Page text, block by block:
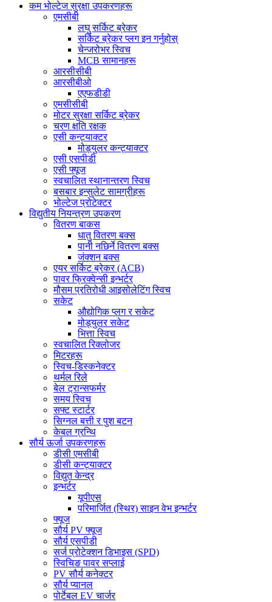
कम भोल्टेज सुरक्षा उपकरणहरू
एमसीबी
लघु सर्किट ब्रेकर
सर्किट ब्रेकर प्लग इन गर्नुहोस्
चेन्जरोभर स्विच
MCB सामानहरू
आरसीसीबी
आरसीबीओ
एएफडीडी
एमसीसीबी
मोटर सुरक्षा सर्किट ब्रेकर
चरण क्षति रक्षक
एसी कन्ट्याक्टर
मोड्युलर कन्ट्याक्टर
एसी एसपीडी
एसी फ्यूज
स्वचालित स्थानान्तरण स्विच
बसबार इन्सुलेट सामग्रीहरू
भोल्टेज प्रोटेक्टर
विद्युतीय नियन्त्रण उपकरण
वितरण बाकस
धातु वितरण बक्स
पानी नछिर्ने वितरण बक्स
जंक्शन बक्स
एयर सर्किट ब्रेकर (ACB)
पावर फ्रिक्वेन्सी इन्भर्टर
मौसम प्रतिरोधी आइसोलेटिंग स्विच
सकेट
औद्योगिक प्लग र सकेट
मोड्युलर सकेट
भित्ता स्विच
स्वचालित रिक्लोजर
मिटरहरू
स्विच-डिस्कनेक्टर
थर्मल रिले
बेल ट्रान्सफर्मर
समय स्विच
सफ्ट स्टार्टर
सिग्नल बत्ती र पुश बटन
केबल ग्रन्थि
सौर्य ऊर्जा उपकरणहरू
डीसी एमसीबी
डीसी कन्ट्याक्टर
विद्युत केन्द्र
इन्भर्टर
यूपीएस
परिमार्जित (स्थिर) साइन वेभ इन्भर्टर
फ्यूज
सौर्य PV फ्यूज
सौर्य एसपीडी
सर्ज प्रोटेक्शन डिभाइस (SPD)
स्विचिङ पावर सप्लाई
PV सौर्य कनेक्टर
सौर्य प्यानल
पोर्टेबल EV चार्जर